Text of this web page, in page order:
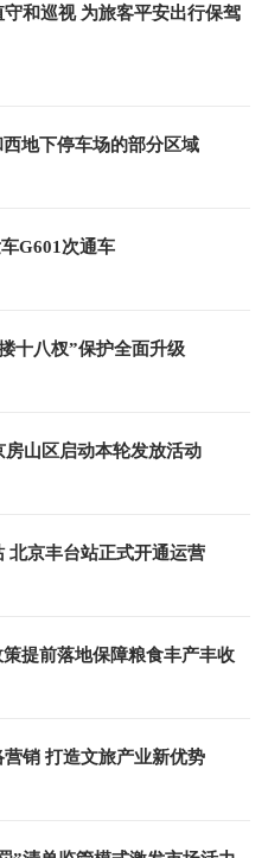
平安出行保驾
地下停车场的部分区域
启 首趟始发车G601次通车
十八杈”保护全面升级
山区启动本轮发放活动
“变身”成亚洲最大铁路枢纽客站 北京丰台站正式开通运营
提前落地保障粮食丰产丰收
最新消息！“好客山东”发力网络营销 打造文旅产业新优势